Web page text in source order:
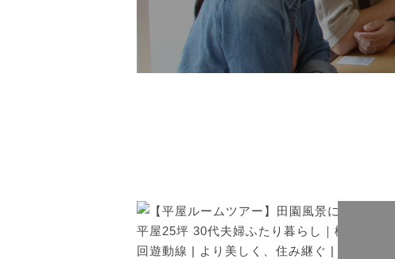
Warning
/home/